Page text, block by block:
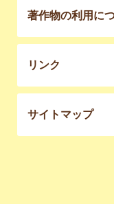
著作物の利用に
リンク
サイトマップ